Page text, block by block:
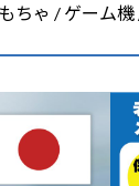
ちゃ / ゲーム